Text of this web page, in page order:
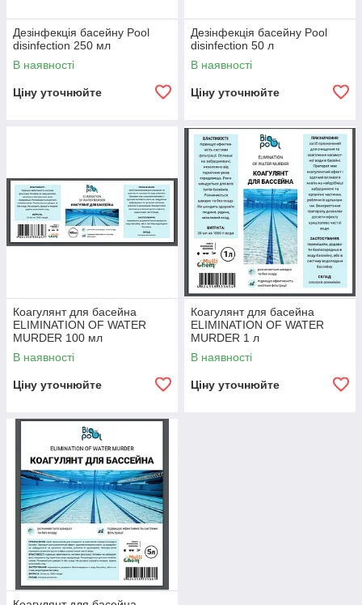
Дезінфекція басейну Pool
disinfection 250 мл
В наявності
Ціну уточнюйте
Дезінфекція басейну Pool
disinfection 50 л
В наявності
Ціну уточнюйте
Коагулянт для басейна
ELIMINATION OF WATER
MURDER 100 мл
В наявності
Ціну уточнюйте
Коагулянт для басейна
ELIMINATION OF WATER
MURDER 1 л
В наявності
Ціну уточнюйте